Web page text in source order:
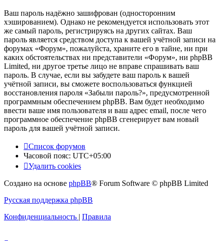
Ваш пароль надёжно зашифрован (односторонним
хэшированием). Однако не рекомендуется использовать этот
же самый пароль, регистрируясь на других сайтах. Ваш
пароль является средством доступа к вашей учётной записи на
форумах «Форум», пожалуйста, храните его в тайне, ни при
каких обстоятельствах ни представители «Форум», ни phpBB
Limited, ни другое третье лицо не вправе спрашивать ваш
пароль. В случае, если вы забудете ваш пароль к вашей
учётной записи, вы сможете воспользоваться функцией
восстановления пароля «Забыли пароль?», предусмотренной
программным обеспечением phpBB. Вам будет необходимо
ввести ваше имя пользователя и ваш адрес email, после чего
программное обеспечение phpBB сгенерирует вам новый
пароль для вашей учётной записи.
Список форумов
Часовой пояс: UTC+05:00
Удалить cookies
Создано на основе phpBB® Forum Software © phpBB Limited
Русская поддержка phpBB
Конфиденциальность | Правила